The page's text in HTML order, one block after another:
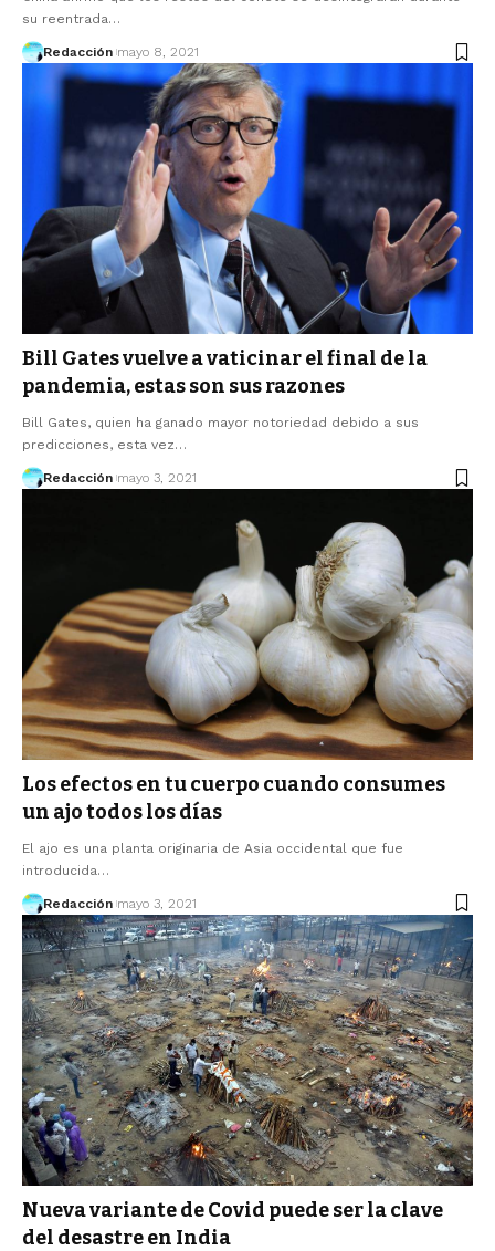
su reentrada…
Redacción mayo 8, 2021
Bill Gates vuelve a vaticinar el final de la
pandemia, estas son sus razones
Bill Gates, quien ha ganado mayor notoriedad debido a sus
predicciones, esta vez…
Redacción mayo 3, 2021
Los efectos en tu cuerpo cuando consumes
un ajo todos los días
El ajo es una planta originaria de Asia occidental que fue
introducida…
Redacción mayo 3, 2021
Nueva variante de Covid puede ser la clave
del desastre en India